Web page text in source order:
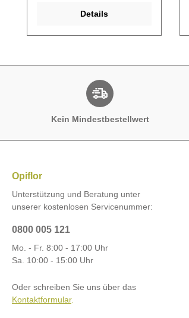
Details
Kein Mindestbestellwert
Opiflor
Unterstützung und Beratung unter
unserer kostenlosen Servicenummer:
0800 005 121
Mo. - Fr. 8:00 - 17:00 Uhr
Sa. 10:00 - 15:00 Uhr
Oder schreiben Sie uns über das
Kontaktformular.